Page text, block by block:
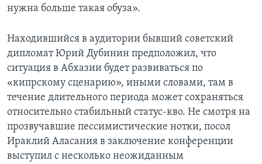
нужна больше такая обуза».
Находившийся в аудитории бывший советский
дипломат Юрий Дубинин предположил, что
ситуация в Абхазии будет развиваться по
«кипрскому сценарию», иными словами, там в
течение длительного периода может сохраняться
относительно стабильный статус-кво. Не смотря на
прозвучавшие пессимистические нотки, посол
Ираклий Аласания в заключение конференции
выступил с несколько неожиданным